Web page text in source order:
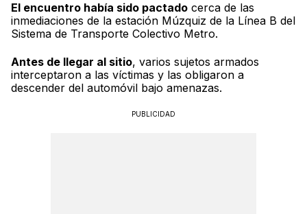
El encuentro había sido pactado cerca de las
inmediaciones de la estación Múzquiz de la Línea B del
Sistema de Transporte Colectivo Metro.
Antes de llegar al sitio, varios sujetos armados
interceptaron a las víctimas y las obligaron a
descender del automóvil bajo amenazas.
PUBLICIDAD